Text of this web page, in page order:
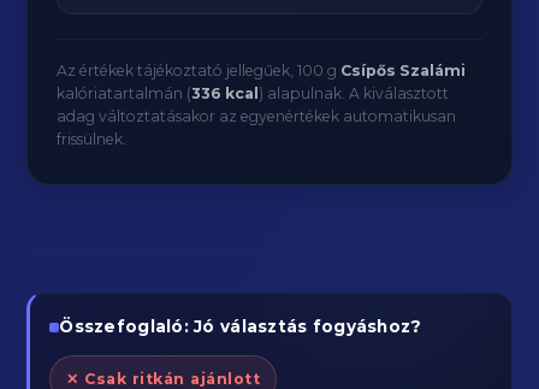
Az értékek tájékoztató jellegűek, 100 g Csípős Szalámi
kalóriatartalmán (336 kcal ) alapulnak. A kiválasztott
adag változtatásakor az egyenértékek automatikusan
frissülnek.
Összefoglaló: Jó választás fogyáshoz?
✕ Csak ritkán ajánlott